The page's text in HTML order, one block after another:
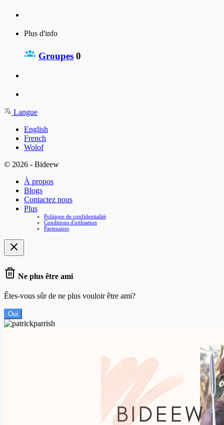
Plus d'info
Groupes 0
Langue
English
French
Wolof
© 2026 - Bideew
À propos
Blogs
Contactez nous
Plus
Politique de confidentialité
Conditions d'utilisation
Partenaires
Ne plus être ami
Êtes-vous sûr de ne plus vouloir être ami?
Oui